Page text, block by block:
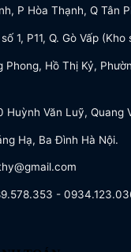
P Hòa Thạnh, Q Tân
1, P11, Q. Gò Vấp (Kho
Phong, Hồ Thị Kỷ,
Huỳnh Văn Luỹ, Quang
Hạ, Ba Đình Hà Nội.
-